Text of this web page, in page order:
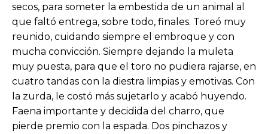
secos, para someter la embestida de un animal al
que faltó entrega, sobre todo, finales. Toreó muy
reunido, cuidando siempre el embroque y con
mucha convicción. Siempre dejando la muleta
muy puesta, para que el toro no pudiera rajarse, en
cuatro tandas con la diestra limpias y emotivas. Con
la zurda, le costó más sujetarlo y acabó huyendo.
Faena importante y decidida del charro, que
pierde premio con la espada. Dos pinchazos y